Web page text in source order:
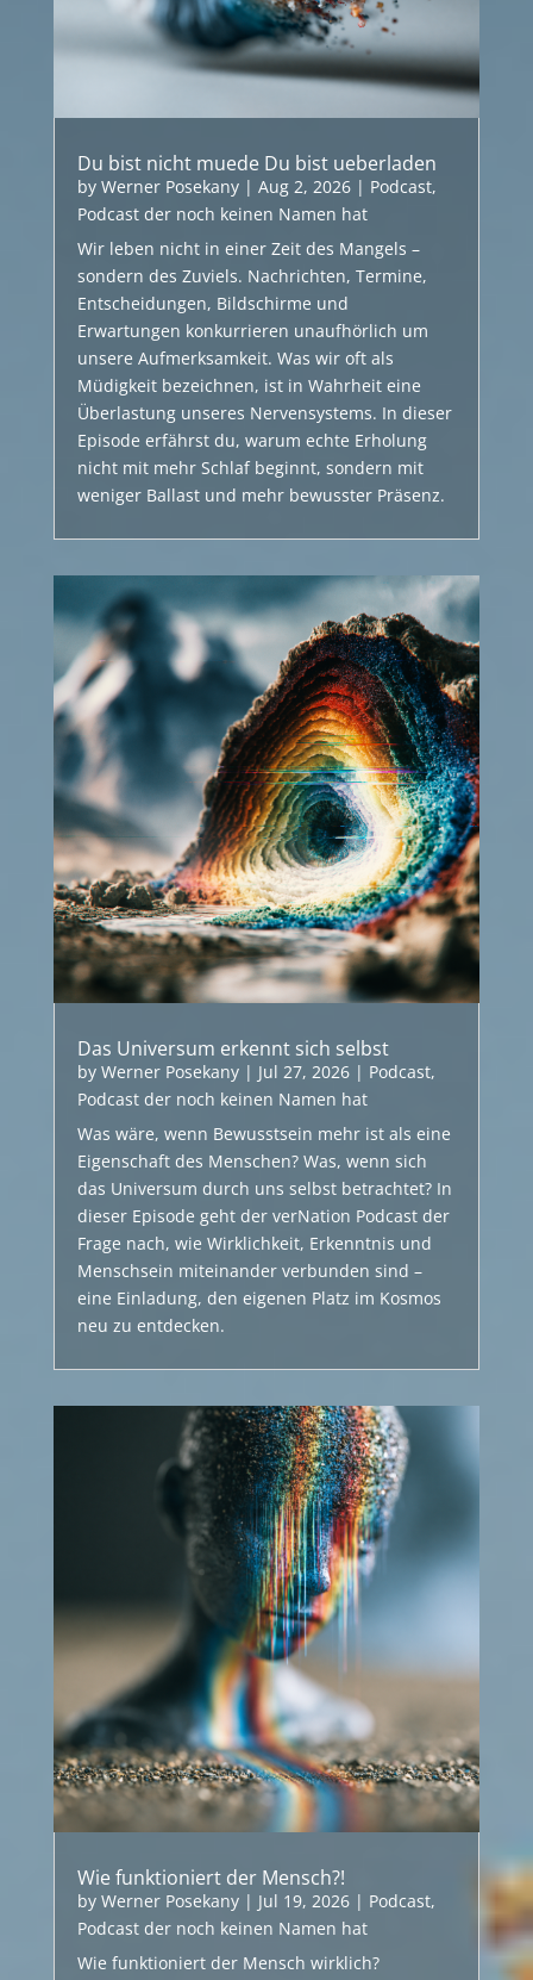
Du bist nicht muede Du bist ueberladen
by Werner Posekany| Aug 2, 2026| Podcast,
Podcast der noch keinen Namen hat
Wir leben nicht in einer Zeit des Mangels –
sondern des Zuviels. Nachrichten, Termine,
Entscheidungen, Bildschirme und
Erwartungen konkurrieren unaufhörlich um
unsere Aufmerksamkeit. Was wir oft als
Müdigkeit bezeichnen, ist in Wahrheit eine
Überlastung unseres Nervensystems. In dieser
Episode erfährst du, warum echte Erholung
nicht mit mehr Schlaf beginnt, sondern mit
weniger Ballast und mehr bewusster Präsenz.
Das Universum erkennt sich selbst
by Werner Posekany| Jul 27, 2026| Podcast,
Podcast der noch keinen Namen hat
Was wäre, wenn Bewusstsein mehr ist als eine
Eigenschaft des Menschen? Was, wenn sich
das Universum durch uns selbst betrachtet? In
dieser Episode geht der verNation Podcast der
Frage nach, wie Wirklichkeit, Erkenntnis und
Menschsein miteinander verbunden sind –
eine Einladung, den eigenen Platz im Kosmos
neu zu entdecken.
Wie funktioniert der Mensch?!
by Werner Posekany| Jul 19, 2026| Podcast,
Podcast der noch keinen Namen hat
Wie funktioniert der Mensch wirklich?